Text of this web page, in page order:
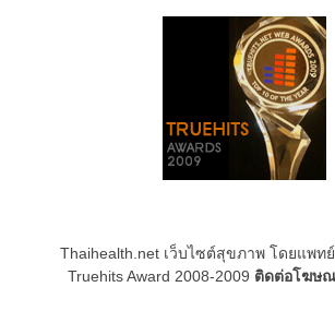
Thaihealth.net เว็บไซต์สุขภาพ โดยแพท
Truehits Award 2008-2009 ติดต่อโฆษณ